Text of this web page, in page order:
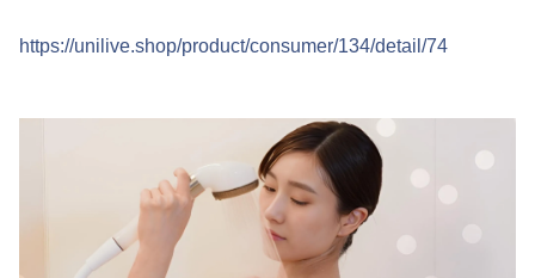
https://unilive.shop/product/consumer/134/detail/74